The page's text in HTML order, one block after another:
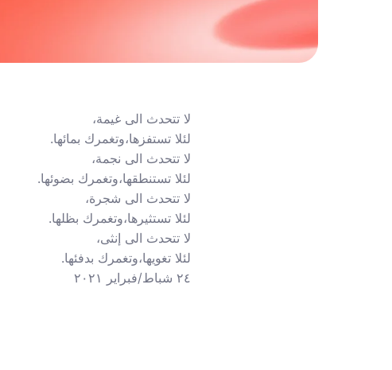
لا تتحدث الى غيمة،
لئلا تستفزها،وتغمرك بمائها.
لا تتحدث الى نجمة،
لئلا تستنطقها،وتغمرك بضوئها.
لا تتحدث الى شجرة،
لئلا تستثيرها،وتغمرك بظلها.
لا تتحدث الى إنثى،
لئلا تغويها،وتغمرك بدفئها.
٢٤ شباط/فبراير ٢٠٢١